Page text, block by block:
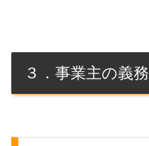
３．事業主の義務